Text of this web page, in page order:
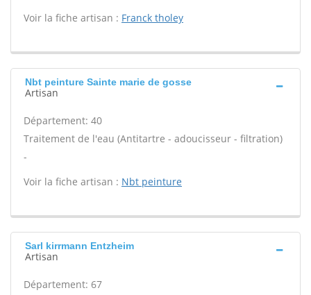
Voir la fiche artisan : Franck tholey
Nbt peinture Sainte marie de gosse
Artisan
Département: 40
Traitement de l'eau (Antitartre - adoucisseur - filtration)
-
Voir la fiche artisan : Nbt peinture
Sarl kirrmann Entzheim
Artisan
Département: 67